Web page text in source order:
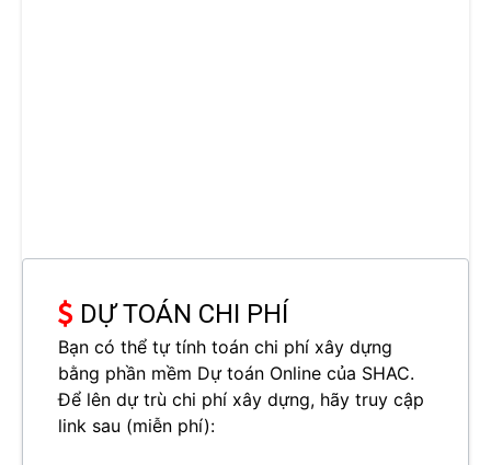
DỰ TOÁN CHI PHÍ
Bạn có thể tự tính toán chi phí xây dựng
bằng phần mềm Dự toán Online của SHAC.
Để lên dự trù chi phí xây dựng, hãy truy cập
link sau (miễn phí):